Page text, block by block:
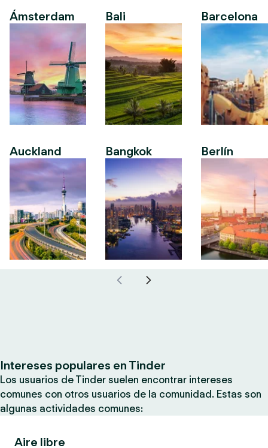
Ámsterdam
Auckland
Bali
Bangkok
Barcelona
Berlín
Intereses populares en Tinder
Los usuarios de Tinder suelen encontrar intereses
comunes con otros usuarios de la comunidad. Estas son
algunas actividades comunes:
Aire libre